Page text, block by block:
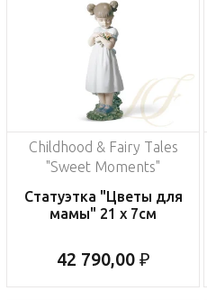
Childhood & Fairy Tales
"Sweet Moments"
Статуэтка "Цветы для
мамы" 21 x 7см
42 790,00 ₽